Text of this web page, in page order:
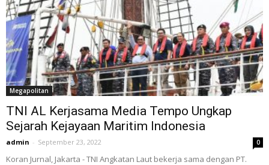
Megapolitan
TNI AL Kerjasama Media Tempo Ungkap
Sejarah Kejayaan Maritim Indonesia
admin - September 23, 2022 0
Koran Jurnal, Jakarta - TNI Angkatan Laut bekerja sama dengan PT.